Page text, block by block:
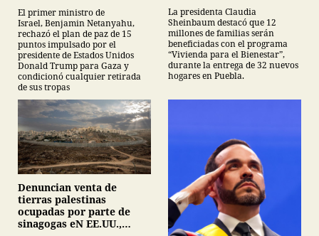
El primer ministro de
Israel, Benjamin Netanyahu,
rechazó el plan de paz de 15
puntos impulsado por el
presidente de Estados Unidos
Donald Trump para Gaza y
condicionó cualquier retirada
de sus tropas
La presidenta Claudia
Sheinbaum destacó que 12
millones de familias serán
beneficiadas con el programa
“Vivienda para el Bienestar”,
durante la entrega de 32 nuevos
hogares en Puebla.
Denuncian venta de
tierras palestinas
ocupadas por parte de
sinagogas eN EE.UU.,